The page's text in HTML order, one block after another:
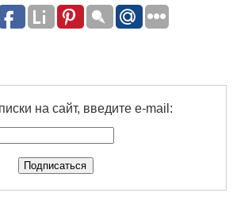
на сайт, введите e-mail: